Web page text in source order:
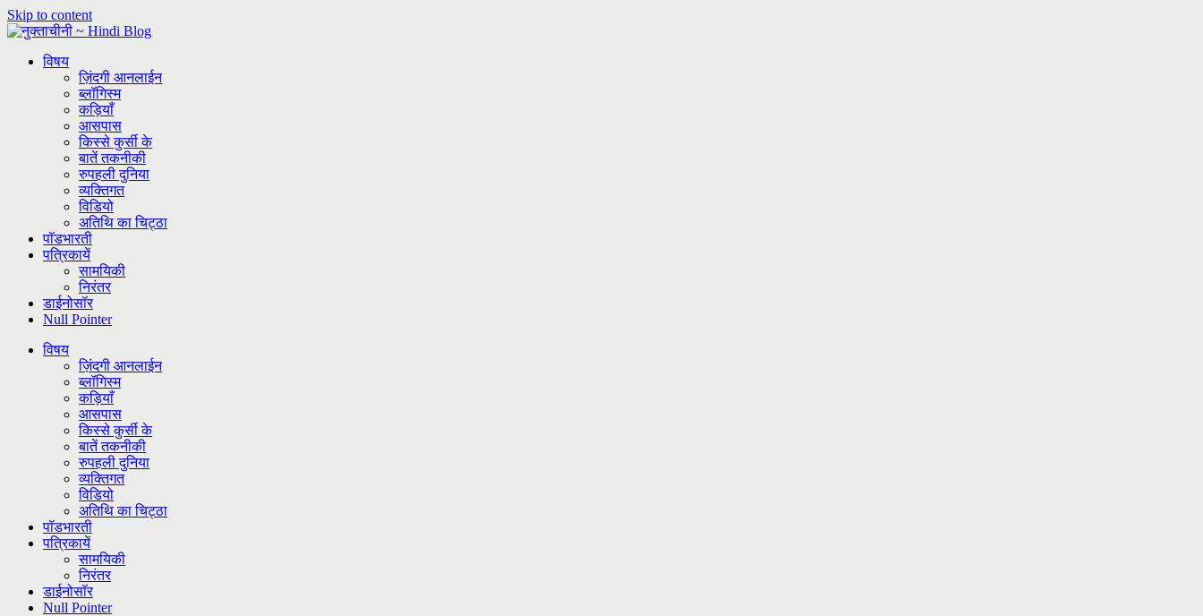
Skip to content
विषय
ज़िंदगी आनलाईन
ब्लॉगिस्म
कड़ियाँ
आसपास
किस्से कुर्सी के
बातें तकनीकी
रुपहली दुनिया
व्यक्तिगत
विडियो
अतिथि का चिट्ठा
पॉडभारती
पत्रिकायें
सामयिकी
निरंतर
डाईनोसॉर
Null Pointer
विषय
ज़िंदगी आनलाईन
ब्लॉगिस्म
कड़ियाँ
आसपास
किस्से कुर्सी के
बातें तकनीकी
रुपहली दुनिया
व्यक्तिगत
विडियो
अतिथि का चिट्ठा
पॉडभारती
पत्रिकायें
सामयिकी
निरंतर
डाईनोसॉर
Null Pointer